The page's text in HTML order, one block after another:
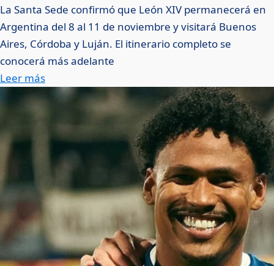
La Santa Sede confirmó que León XIV permanecerá en
Argentina del 8 al 11 de noviembre y visitará Buenos
Aires, Córdoba y Luján. El itinerario completo se
conocerá más adelante
Leer más